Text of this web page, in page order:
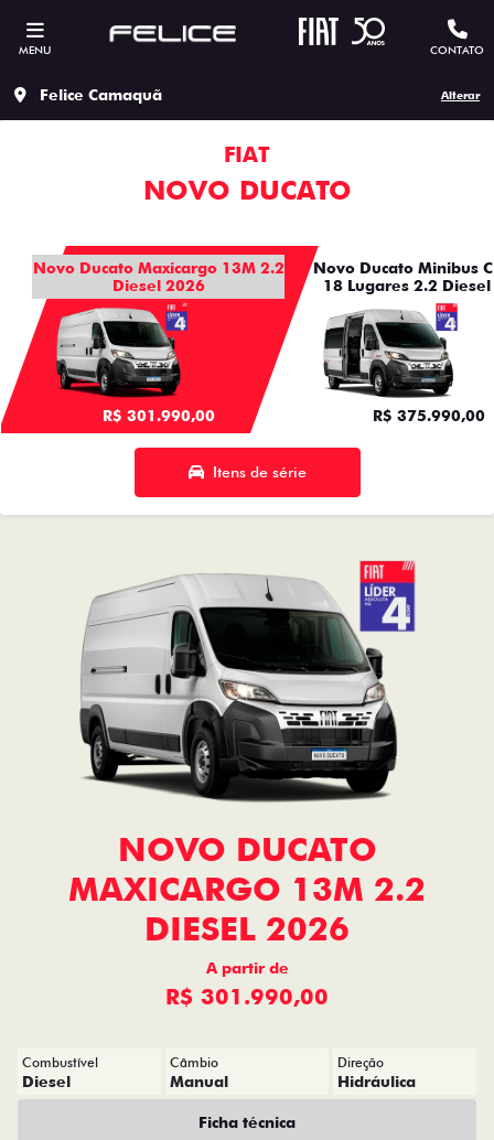
MENU CONTATO
Felice Camaquã Alterar
FIAT
NOVO DUCATO
Novo Ducato Maxicargo 13M 2.2
Diesel 2026
R$ 301.990,00
Novo Ducato Minibus
18 Lugares 2.2
R$ 375.990,00
Itens de série
NOVO DUCATO
MAXICARGO 13M 2.2
DIESEL 2026
A partir de
R$ 301.990,00
Combustível
Diesel
Câmbio
Manual
Direção
Hidráulica
Ficha técnica